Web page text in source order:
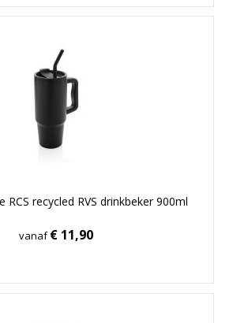
RCS recycled RVS drinkbeker 900ml
vanaf€ 11,90